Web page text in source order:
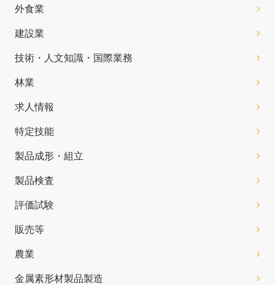
外食業
建設業
技術・人文知識・国際業務
林業
求人情報
特定技能
製品成形・組立
製品検査
評価試験
販売等
農業
金属素形材製品製造